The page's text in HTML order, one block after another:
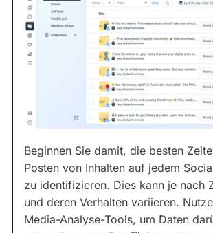
Beginnen Sie damit, die besten
Posten von Inhalten auf jedem
zu identifizieren. Dies kann je nach
und deren Verhalten variieren.
Media-Analyse-Tools, um Daten